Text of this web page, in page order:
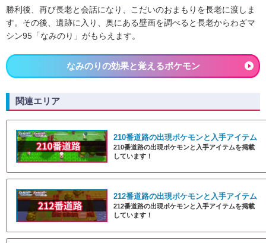
勝利後、再び長老と会話になり、こだいのおまもりを長老に渡しま
す。その後、遺跡に入り、奥にある壁画を調べると長老からわざマ
シン95「なみのり」がもらえます。
なみのりの効果と覚えるポケモン
関連エリア
210番道路の出現ポケモンと入手アイテム
210番道路の出現ポケモンと入手アイテムを掲載
しています！
212番道路の出現ポケモンと入手アイテム
212番道路の出現ポケモンと入手アイテムを掲載
しています！